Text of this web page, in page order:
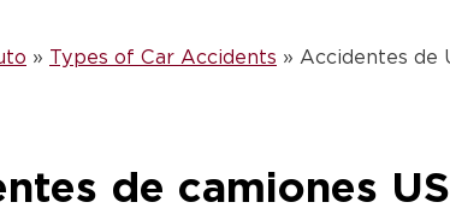
» Types of Car Accidents » Accidentes de
de camiones